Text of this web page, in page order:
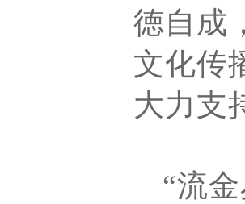
徳自成
文化传
大力支
“流